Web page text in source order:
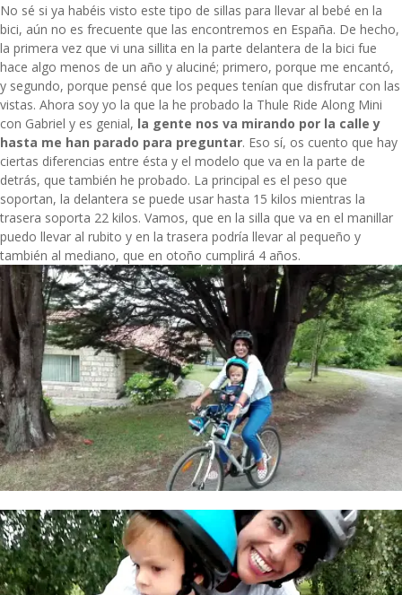
No sé si ya habéis visto este tipo de sillas para llevar al bebé en la
bici, aún no es frecuente que las encontremos en España. De hecho,
la primera vez que vi una sillita en la parte delantera de la bici fue
hace algo menos de un año y aluciné; primero, porque me encantó,
y segundo, porque pensé que los peques tenían que disfrutar con las
vistas. Ahora soy yo la que la he probado la Thule Ride Along Mini
con Gabriel y es genial, la gente nos va mirando por la calle y
hasta me han parado para preguntar. Eso sí, os cuento que hay
ciertas diferencias entre ésta y el modelo que va en la parte de
detrás, que también he probado. La principal es el peso que
soportan, la delantera se puede usar hasta 15 kilos mientras la
trasera soporta 22 kilos. Vamos, que en la silla que va en el manillar
puedo llevar al rubito y en la trasera podría llevar al pequeño y
también al mediano, que en otoño cumplirá 4 años.